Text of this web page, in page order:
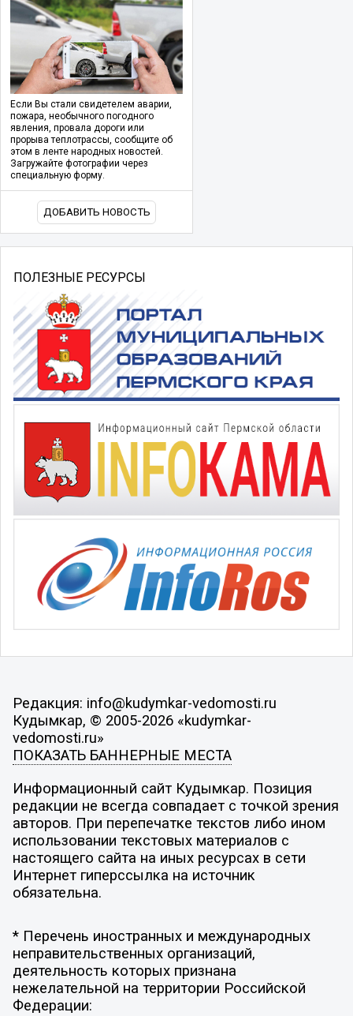
Если Вы стали свидетелем аварии,
пожара, необычного погодного
явления, провала дороги или
прорыва теплотрассы, сообщите об
этом в ленте народных новостей.
Загружайте фотографии через
специальную форму.
ДОБАВИТЬ НОВОСТЬ
ПОЛЕЗНЫЕ РЕСУРСЫ
Редакция: info@kudymkar-vedomosti.ru
Кудымкар, © 2005-2026 «kudymkar-
vedomosti.ru»
ПОКАЗАТЬ БАННЕРНЫЕ МЕСТА
Информационный сайт Кудымкар. Позиция
редакции не всегда совпадает с точкой зрения
авторов. При перепечатке текстов либо ином
использовании текстовых материалов с
настоящего сайта на иных ресурсах в сети
Интернет гиперссылка на источник
обязательна.
* Перечень иностранных и международных
неправительственных организаций,
деятельность которых признана
нежелательной на территории Российской
Федерации: